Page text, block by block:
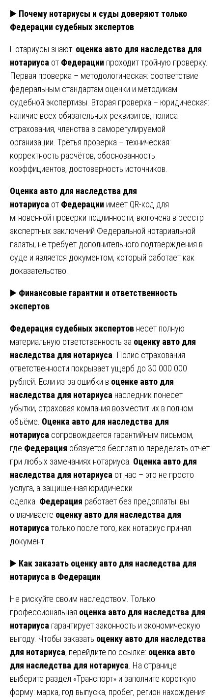
▶️ Почему нотариусы и суды доверяют только
Федерации судебных экспертов
Нотариусы знают: оценка авто для наследства для
нотариуса от Федерации проходит тройную проверку.
Первая проверка – методологическая: соответствие
федеральным стандартам оценки и методикам
судебной экспертизы. Вторая проверка – юридическая:
наличие всех обязательных реквизитов, полиса
страхования, членства в саморегулируемой
организации. Третья проверка – техническая:
корректность расчётов, обоснованность
коэффициентов, достоверность источников.
Оценка авто для наследства для
нотариуса от Федерации имеет QR-код для
мгновенной проверки подлинности, включена в реестр
экспертных заключений Федеральной нотариальной
палаты, не требует дополнительного подтверждения в
суде и является документом, который работает как
доказательство.
▶️ Финансовые гарантии и ответственность
экспертов
Федерация судебных экспертов несёт полную
материальную ответственность за оценку авто для
наследства для нотариуса . Полис страхования
ответственности покрывает ущерб до 30 000 000
рублей. Если из-за ошибки в оценке авто для
наследства для нотариуса наследник понесёт
убытки, страховая компания возместит их в полном
объёме. Оценка авто для наследства для
нотариуса сопровождается гарантийным письмом,
где Федерация обязуется бесплатно переделать отчёт
при любых замечаниях нотариуса. Оценка авто для
наследства для нотариуса от нас – это не просто
услуга, а защищённая юридически
сделка. Федерация работает без предоплаты: вы
оплачиваете оценку авто для наследства для
нотариуса только после того, как нотариус принял
документ.
▶️ Как заказать оценку авто для наследства для
нотариуса в Федерации
Не рискуйте своим наследством. Только
профессиональная оценка авто для наследства для
нотариуса гарантирует законность и экономическую
выгоду. Чтобы заказать оценку авто для наследства
для нотариуса, перейдите по ссылке: оценка авто
для наследства для нотариуса . На странице
выберите раздел «Транспорт» и заполните короткую
форму: марка, год выпуска, пробег, регион нахождения